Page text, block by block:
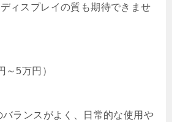
ィスプレイの質も期待できませ
～5万円）
ランスがよく、日常的な使用や